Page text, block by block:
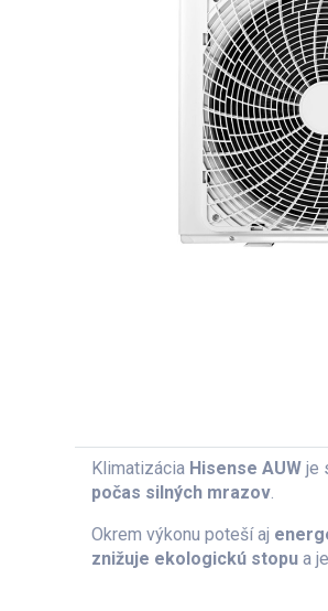
Klimatizácia Hisense AUW je
počas silných mrazov.
Okrem výkonu poteší aj
znižuje ekologickú stopua